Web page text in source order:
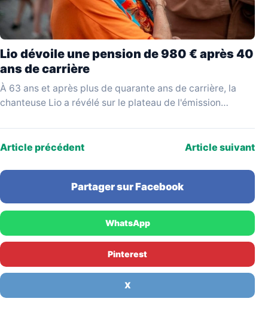
Lio dévoile une pension de 980 € après 40
ans de carrière
À 63 ans et après plus de quarante ans de carrière, la
chanteuse Lio a révélé sur le plateau de l'émission
Article précédent Article suivant
Partager sur Facebook
WhatsApp
Pinterest
X